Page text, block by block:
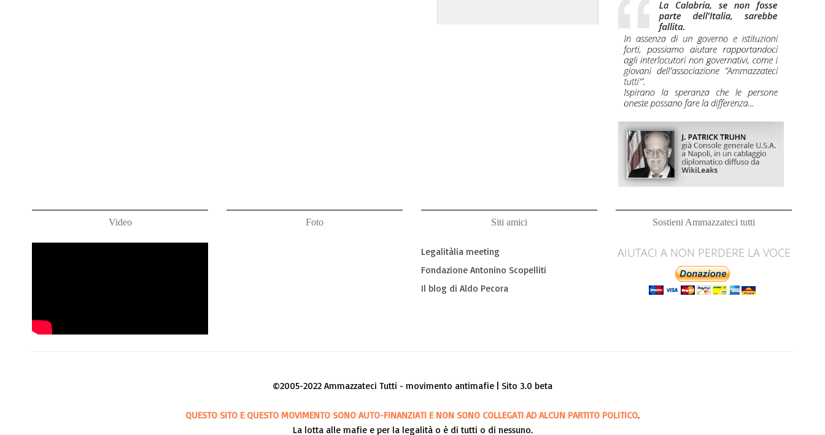
Video Foto Siti amici
Legalitàlia meeting
Fondazione Antonino Scopelliti
Il blog di Aldo Pecora
Sostieni Ammazzateci tutti
AIUTACI A NON PERDERE LA VOCE
©2005-2022 Ammazzateci Tutti - movimento antimafie | Sito 3.0 beta
QUESTO SITO E QUESTO MOVIMENTO SONO AUTO-FINANZIATI E NON SONO COLLEGATI AD ALCUN PARTITO POLITICO.
La lotta alle mafie e per la legalità o è di tutti o di nessuno.